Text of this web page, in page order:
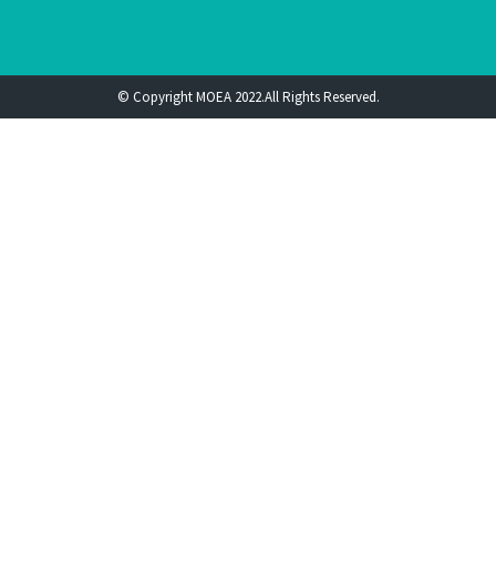
© Copyright MOEA 2022.All Rights Reserved.